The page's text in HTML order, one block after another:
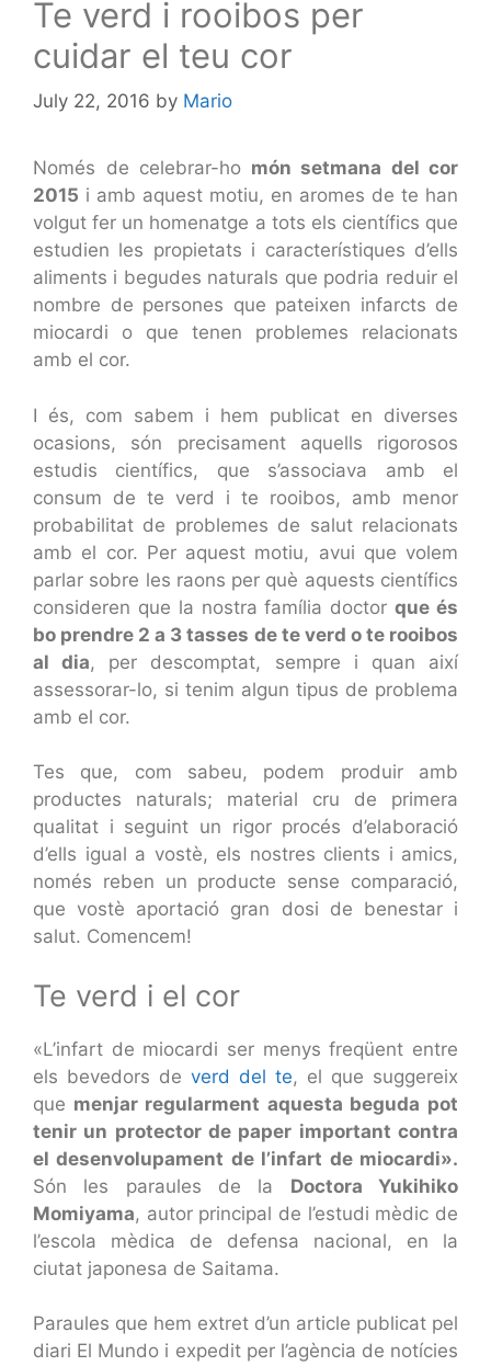
Te verd i rooibos per
cuidar el teu cor
July 22, 2016 by Mario
Només de celebrar-ho món setmana del cor
2015 i amb aquest motiu, en aromes de te han
volgut fer un homenatge a tots els científics que
estudien les propietats i característiques d’ells
aliments i begudes naturals que podria reduir el
nombre de persones que pateixen infarcts de
miocardi o que tenen problemes relacionats
amb el cor.
I és, com sabem i hem publicat en diverses
ocasions, són precisament aquells rigorosos
estudis científics, que s’associava amb el
consum de te verd i te rooibos, amb menor
probabilitat de problemes de salut relacionats
amb el cor. Per aquest motiu, avui que volem
parlar sobre les raons per què aquests científics
consideren que la nostra família doctorque és
bo prendre 2 a 3 tasses de te verd o te rooibos
al dia, per descomptat, sempre i quan així
assessorar-lo, si tenim algun tipus de problema
amb el cor.
Tes que, com sabeu, podem produir amb
productes naturals; material cru de primera
qualitat i seguint un rigor procés d’elaboració
d’ells igual a vostè, els nostres clients i amics,
només reben un producte sense comparació,
que vostè aportació gran dosi de benestar i
salut. Comencem!
Te verd i el cor
«L’infart de miocardi ser menys freqüent entre
els bevedors de verd del te, el que suggereix
que menjar regularment aquesta beguda pot
tenir un protector de paper important contra
el desenvolupament de l’infart de miocardi».
Són les paraules de la Doctora Yukihiko
Momiyama, autor principal de l’estudi mèdic de
l’escola mèdica de defensa nacional, en la
ciutat japonesa de Saitama.
Paraules que hem extret d’un article publicat pel
diari El Mundo i expedit per l’agència de notícies